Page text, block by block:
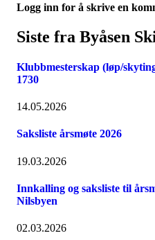
Logg inn for å skrive en
Siste fra Byåsen
Klubbmesterskap (løp/
1730
14.05.2026
Saksliste årsmøte 2026
19.03.2026
Innkalling og saksliste til
Nilsbyen
02.03.2026